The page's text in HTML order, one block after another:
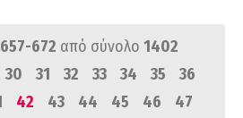
657-672 από σύνολο 1402
30 31 32 33 34 35
36
42 43 44 45 46
47